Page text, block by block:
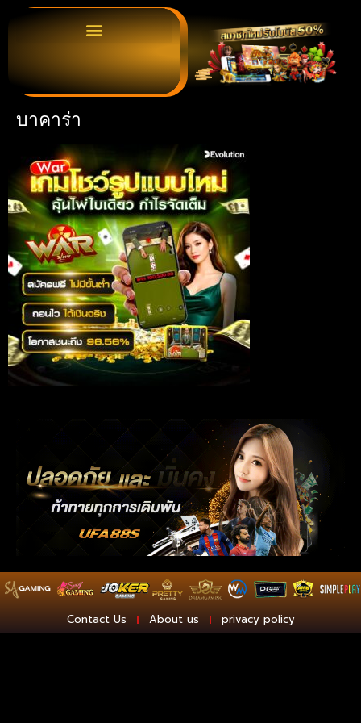
บาคาร่า
Contact Us About us privacy policy